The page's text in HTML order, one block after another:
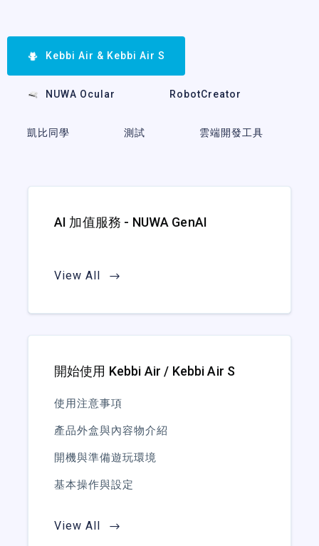
Kebbi Air & Kebbi Air S
NUWA Ocular RobotCreator
凱比同學 測試 雲端開發工具
AI 加值服務 - NUWA GenAI
View All
開始使用 Kebbi Air / Kebbi Air S
使用注意事項
產品外盒與內容物介紹
開機與準備遊玩環境
基本操作與設定
View All